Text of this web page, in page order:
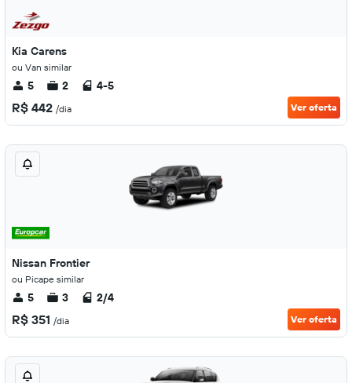
Kia Carens
ou Van similar
5 2 4-5
R$ 442 /dia Ver oferta
Nissan Frontier
ou Picape similar
5 3 2/4
R$ 351 /dia Ver oferta